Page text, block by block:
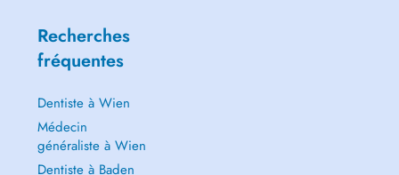
Recherches
fréquentes
Dentiste à Wien
Médecin
généraliste à Wien
Dentiste à Baden